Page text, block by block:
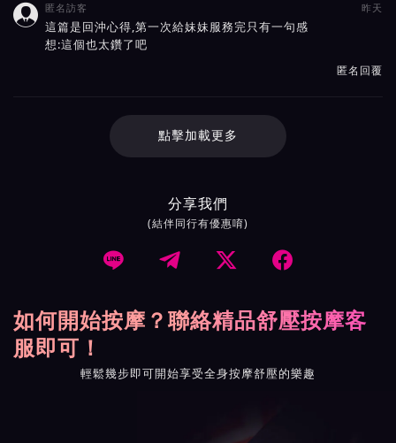
 匿名訪客 昨天
這篇是回沖心得,第一次給妹妹服務完只有一句感
想:這個也太鑽了吧
匿名回覆
點擊加載更多
分享我們
(結伴同行有優惠唷)
   
如何開始按摩？聯絡精品舒壓按摩客
服即可！
輕鬆幾步即可開始享受全身按摩舒壓的樂趣